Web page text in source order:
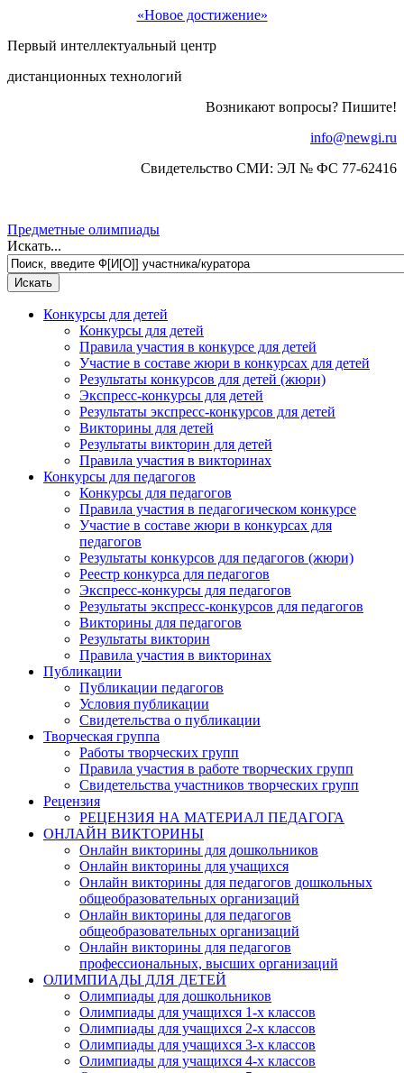
«Новое достижение»
Первый интеллектуальный центр
дистанционных технологий
Возникают вопросы? Пишите!
info@newgi.ru
Свидетельство СМИ: ЭЛ № ФС 77-62416
Предметные олимпиады
Искать...
Конкурсы для детей
Конкурсы для детей
Правила участия в конкурсе для детей
Участие в составе жюри в конкурсах для детей
Результаты конкурсов для детей (жюри)
Экспресс-конкурсы для детей
Результаты экспресс-конкурсов для детей
Викторины для детей
Результаты викторин для детей
Правила участия в викторинах
Конкурсы для педагогов
Конкурсы для педагогов
Правила участия в педагогическом конкурсе
Участие в составе жюри в конкурсах для
педагогов
Результаты конкурсов для педагогов (жюри)
Реестр конкурса для педагогов
Экспресс-конкурсы для педагогов
Результаты экспресс-конкурсов для педагогов
Викторины для педагогов
Результаты викторин
Правила участия в викторинах
Публикации
Публикации педагогов
Условия публикации
Свидетельства о публикации
Творческая группа
Работы творческих групп
Правила участия в работе творческих групп
Свидетельства участников творческих групп
Рецензия
РЕЦЕНЗИЯ НА МАТЕРИАЛ ПЕДАГОГА
ОНЛАЙН ВИКТОРИНЫ
Онлайн викторины для дошкольников
Онлайн викторины для учащихся
Онлайн викторины для педагогов дошкольных
общеобразовательных организаций
Онлайн викторины для педагогов
общеобразовательных организаций
Онлайн викторины для педагогов
профессиональных, высших организаций
ОЛИМПИАДЫ ДЛЯ ДЕТЕЙ
Олимпиады для дошкольников
Олимпиады для учащихся 1-х классов
Олимпиады для учащихся 2-х классов
Олимпиады для учащихся 3-х классов
Олимпиады для учащихся 4-х классов